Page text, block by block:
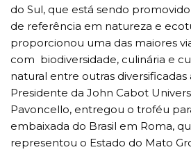
do Sul, que está sendo
de referência em natureza e
proporcionou uma das maiores
com biodiversidade, culinária e
natural entre outras
Presidente da John Cabot
Pavoncello, entregou o troféu
embaixada do Brasil em Roma,
representou o Estado do Mato